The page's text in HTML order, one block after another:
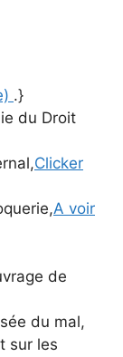
.}
du Droit
Clicker
A voir
de
du mal,
sur les